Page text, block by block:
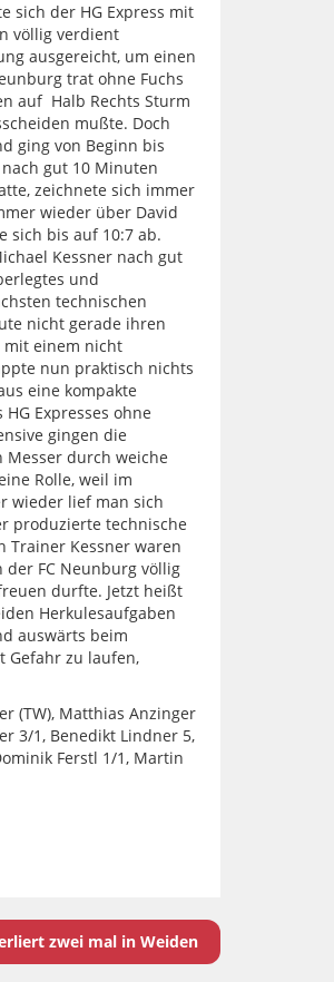
sich der HG Express mit
völlig verdient
ausgereicht, um einen
trat ohne Fuchs
auf Halb Rechts Sturm
mußte. Doch
ging von Beginn bis
gut 10 Minuten
zeichnete sich immer
wieder über David
sich bis auf 10:7 ab.
Kessner nach gut
und
technischen
nicht gerade ihren
mit einem nicht
nun praktisch nichts
eine kompakte
Expresses ohne
gingen die
Messer durch weiche
Rolle, weil im
wieder lief man sich
produzierte technische
Trainer Kessner waren
der FC Neunburg völlig
durfte. Jetzt heißt
Herkulesaufgaben
auswärts beim
Gefahr zu laufen,
(TW), Matthias Anzinger
3/1, Benedikt Lindner 5,
Ferstl 1/1, Martin
zwei mal in Weiden